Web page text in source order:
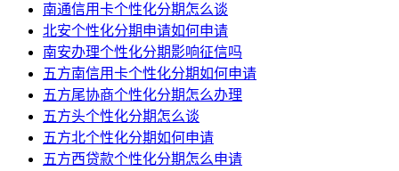
南通信用卡个性化分期怎么谈
北安个性化分期申请如何申请
南安办理个性化分期影响征信吗
五方南信用卡个性化分期如何申请
五方尾协商个性化分期怎么办理
五方头个性化分期怎么谈
五方北个性化分期如何申请
五方西贷款个性化分期怎么申请